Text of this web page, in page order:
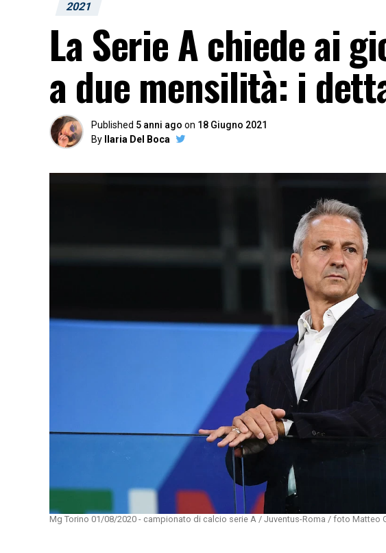
2021
La Serie A chiede ai
a due mensilità: i
Published 5 anni ago on 18 Giugno 2021
By
Ilaria Del Boca
Mg Torino 01/08/2020 - campionato di calcio serie A / Juventus-Roma / foto Matteo